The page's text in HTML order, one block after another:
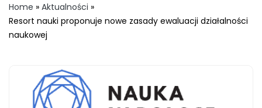
Home » Aktualności »
Resort nauki proponuje nowe zasady ewaluacji działalności
naukowej